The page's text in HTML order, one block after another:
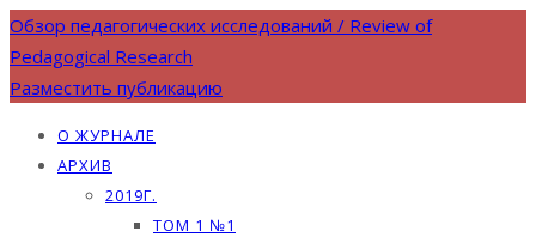
Обзор педагогических исследований / Review of
Pedagogical Research
Разместить публикацию
О ЖУРНАЛЕ
АРХИВ
2019Г.
ТОМ 1 №1